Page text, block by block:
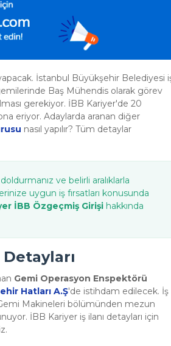
yapacak. İstanbul Büyükşehir Belediyesi
Baş Mühendis olarak görev
gerekiyor. İBB Kariyer'de 20
eriyor. Adaylarda aranan diğer
nasıl yapılır? Tüm detaylar
ve belirli aralıklarla
uygun iş fırsatları konusunda
İBB Özgeçmiş Girişi hakkında
Gemi Operasyon Enspektörü
Hatları A.Ş'de istihdam edilecek. İş
Makineleri bölümünden mezun
İBB Kariyer iş ilanı detayları için